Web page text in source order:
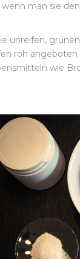
wenn man sie
unreifen,
roh
wie